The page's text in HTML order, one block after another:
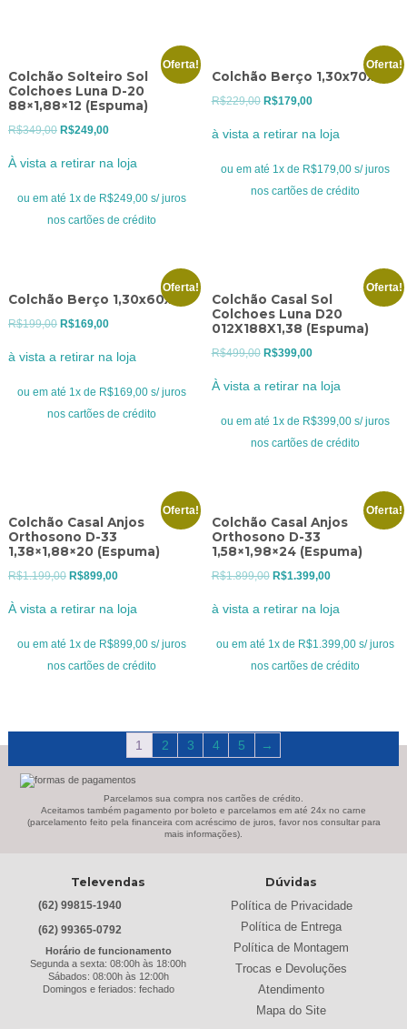
Oferta!
Colchão Solteiro Sol
Colchoes Luna D-20
88×1,88×12 (Espuma)
R$349,00 O
era:
R$349,00.
R$249,00O
atual
é:
R$249,00.
À vista a retirar na loja
ou em até 1x de R$249,00 s/ juros
nos cartões de crédito
Oferta!
Colchão Berço 1,30x70x10
R$229,00 O
era:
R$229,00.
R$179,00O
atual
é:
R$179,00.
à vista a retirar na loja
ou em até 1x de R$179,00 s/ juros
nos cartões de crédito
Oferta!
Colchão Berço 1,30x60x10
R$199,00 O
era:
R$199,00.
R$169,00O
atual
é:
R$169,00.
à vista a retirar na loja
ou em até 1x de R$169,00 s/ juros
nos cartões de crédito
Oferta!
Colchão Casal Sol
Colchoes Luna D20
012X188X1,38 (Espuma)
R$499,00 O
era:
R$499,00.
R$399,00O
atual
é:
R$399,00.
À vista a retirar na loja
ou em até 1x de R$399,00 s/ juros
nos cartões de crédito
Oferta!
Colchão Casal Anjos
Orthosono D-33
1,38×1,88×20 (Espuma)
R$1.199,00 O
era:
R$1.199,00.
R$899,00O
atual
é:
R$899,00.
À vista a retirar na loja
ou em até 1x de R$899,00 s/ juros
nos cartões de crédito
Oferta!
Colchão Casal Anjos
Orthosono D-33
1,58×1,98×24 (Espuma)
R$1.899,00 O
era:
R$1.899,00.
R$1.399,00O
atual
é:
R$1.399,00.
à vista a retirar na loja
ou em até 1x de R$1.399,00 s/ juros
nos cartões de crédito
1 2 3 4 5
→
Formas de Pagamento
Parcelamos sua compra nos cartões de crédito.
Aceitamos também pagamento por boleto e parcelamos em até 24x no carne
(parcelamento feito pela financeira com acréscimo de juros, favor nos consultar para
mais informações).
Televendas
(62) 99815-1940
(62) 99365-0792
Horário de funcionamento
Segunda a sexta: 08:00h às 18:00h
Sábados: 08:00h às 12:00h
Domingos e feriados: fechado
Dúvidas
Política de Privacidade
Política de Entrega
Política de Montagem
Trocas e Devoluções
Atendimento
Mapa do Site